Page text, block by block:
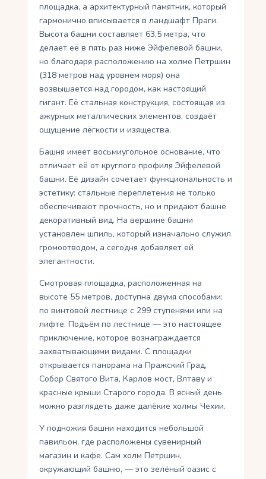
площадка, а архитектурный памятник, который
гармонично вписывается в ландшафт Праги.
Высота башни составляет 63,5 метра, что
делает её в пять раз ниже Эйфелевой башни,
но благодаря расположению на холме Петршин
(318 метров над уровнем моря) она
возвышается над городом, как настоящий
гигант. Её стальная конструкция, состоящая из
ажурных металлических элементов, создаёт
ощущение лёгкости и изящества.
Башня имеет восьмиугольное основание, что
отличает её от круглого профиля Эйфелевой
башни. Её дизайн сочетает функциональность и
эстетику: стальные переплетения не только
обеспечивают прочность, но и придают башне
декоративный вид. На вершине башни
установлен шпиль, который изначально служил
громоотводом, а сегодня добавляет ей
элегантности.
Смотровая площадка, расположенная на
высоте 55 метров, доступна двумя способами:
по винтовой лестнице с 299 ступенями или на
лифте. Подъём по лестнице — это настоящее
приключение, которое вознаграждается
захватывающими видами. С площадки
открывается панорама на Пражский Град,
Собор Святого Вита, Карлов мост, Влтаву и
красные крыши Старого города. В ясный день
можно разглядеть даже далёкие холмы Чехии.
У подножия башни находится небольшой
павильон, где расположены сувенирный
магазин и кафе. Сам холм Петршин,
окружающий башню, — это зелёный оазис с